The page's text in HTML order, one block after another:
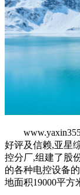
好评及信赖,亚星
控分厂,组建了股
的各种电控设备
地面积19000平方